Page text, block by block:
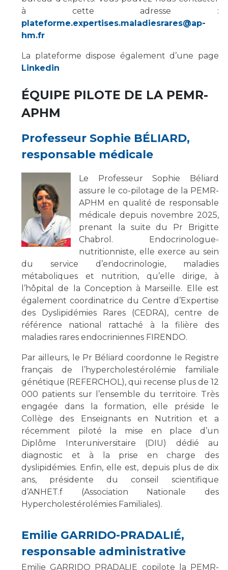
Qualité
Nos indicateurs qualité et de sécurité des soins
Protection des données
Sécurité
Les recherches en santé à l’AP-HM
Lieu de santé sans tabac
Liste des marchés conclus
Documents utiles
à cette adresse :
plateforme.expertises.maladiesrares@ap-
hm.fr
La plateforme dispose également d’une page
Linkedin
ÉQUIPE PILOTE DE LA PEMR-
APHM
Professeur Sophie BÉLIARD,
responsable médicale
Le Professeur Sophie Béliard
assure le co-pilotage de la PEMR-
APHM en qualité de responsable
médicale depuis novembre 2025,
prenant la suite du Pr Brigitte
Chabrol. Endocrinologue-
nutritionniste, elle exerce au sein
du service d’endocrinologie, maladies
métaboliques et nutrition, qu’elle dirige, à
l’hôpital de la Conception à Marseille. Elle est
également coordinatrice du Centre d’Expertise
des Dyslipidémies Rares (CEDRA), centre de
référence national rattaché à la filière des
maladies rares endocriniennes FIRENDO.
Par ailleurs, le Pr Béliard coordonne le Registre
français de l’hypercholestérolémie familiale
génétique (REFERCHOL), qui recense plus de 12
000 patients sur l’ensemble du territoire. Très
engagée dans la formation, elle préside le
Collège des Enseignants en Nutrition et a
récemment piloté la mise en place d’un
Diplôme Interuniversitaire (DIU) dédié au
diagnostic et à la prise en charge des
dyslipidémies. Enfin, elle est, depuis plus de dix
ans, présidente du conseil scientifique
d’ANHET.f (Association Nationale des
Hypercholestérolémies Familiales).
Emilie GARRIDO-PRADALIÉ,
responsable administrative
Emilie GARRIDO PRADALIE copilote la PEMR-